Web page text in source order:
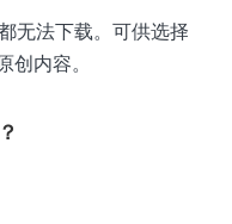
无法下载。可供选择
内容。